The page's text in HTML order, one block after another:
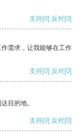
支持[0] 反对[0]
需求，让我能够在工作
支持[0] 反对[0]
目的地。
支持[0] 反对[0]